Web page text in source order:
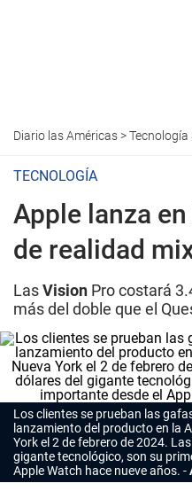
Diario las Américas>Tecnología
TECNOLOGÍA
Apple lanza
de realidad
LasVision Pro costará
más del doble que el
Los clientes se prueban las
lanzamiento del producto en la
York el 2 de febrero de 2024.
gigante tecnológico, son su
Apple Watch hace nueve años.